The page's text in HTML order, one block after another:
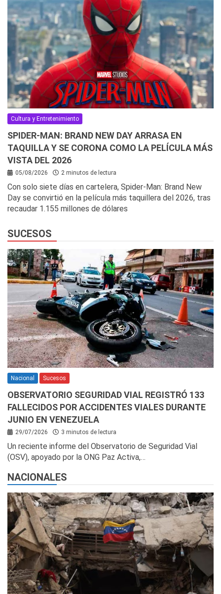
Cultura y Entretenimiento
SPIDER-MAN: BRAND NEW DAY ARRASA EN
TAQUILLA Y SE CORONA COMO LA PELÍCULA MÁS
VISTA DEL 2026
05/08/2026 2 minutos de lectura
Con solo siete días en cartelera, Spider-Man: Brand New
Day se convirtió en la película más taquillera del 2026, tras
recaudar 1.155 millones de dólares
SUCESOS
Nacional Sucesos
OBSERVATORIO SEGURIDAD VIAL REGISTRÓ 133
FALLECIDOS POR ACCIDENTES VIALES DURANTE
JUNIO EN VENEZUELA
29/07/2026 3 minutos de lectura
Un reciente informe del Observatorio de Seguridad Vial
(OSV), apoyado por la ONG Paz Activa,…
NACIONALES